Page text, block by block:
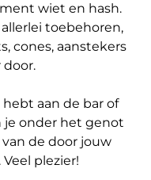
wiet en hash.
toebehoren,
cones, aanstekers
door.
aan de bar of
je onder het genot
de door jouw
plezier!